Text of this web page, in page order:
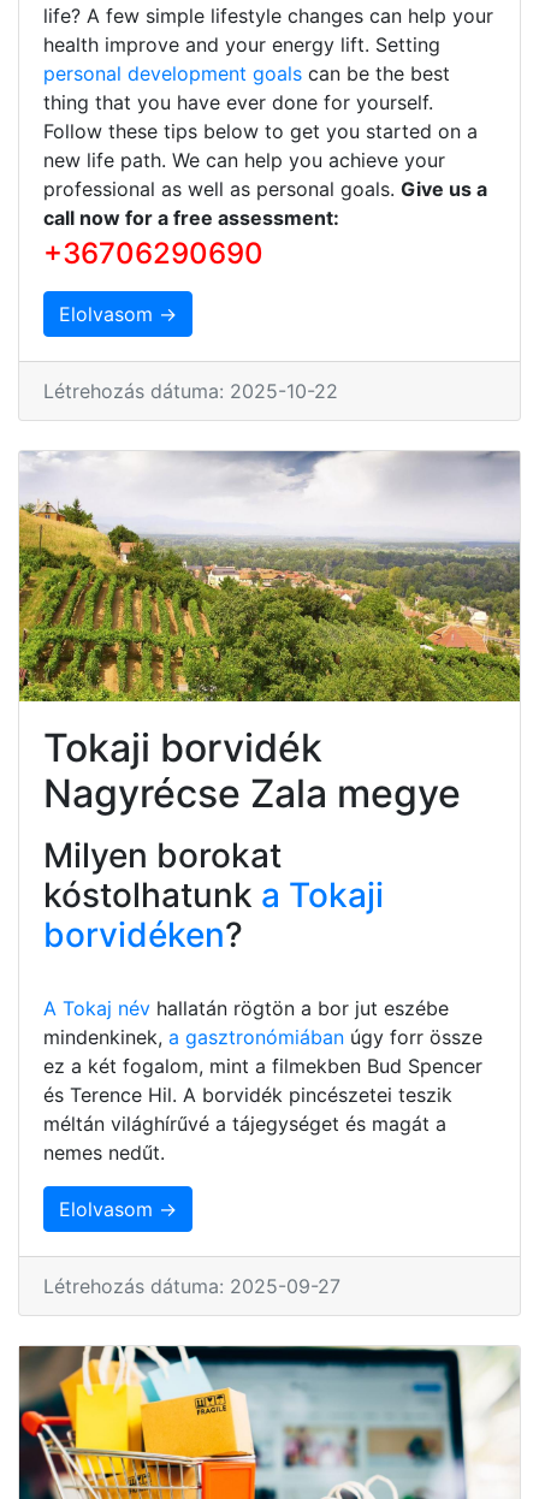
life? A few simple lifestyle changes can help your
health improve and your energy lift. Setting
personal development goals can be the best
thing that you have ever done for yourself.
Follow these tips below to get you started on a
new life path. We can help you achieve your
professional as well as personal goals. Give us a
call now for a free assessment:
+36706290690
Elolvasom →
Létrehozás dátuma: 2025-10-22
Tokaji borvidék
Nagyrécse Zala megye
Milyen borokat
kóstolhatunk a Tokaji
borvidéken?
A Tokaj név hallatán rögtön a bor jut eszébe
mindenkinek, a gasztronómiában úgy forr össze
ez a két fogalom, mint a filmekben Bud Spencer
és Terence Hil. A borvidék pincészetei teszik
méltán világhírűvé a tájegységet és magát a
nemes nedűt.
Elolvasom →
Létrehozás dátuma: 2025-09-27